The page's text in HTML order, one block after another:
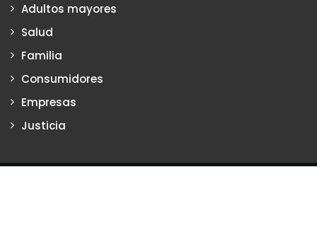
Adultos mayores
Salud
Familia
Consumidores
Empresas
Justicia